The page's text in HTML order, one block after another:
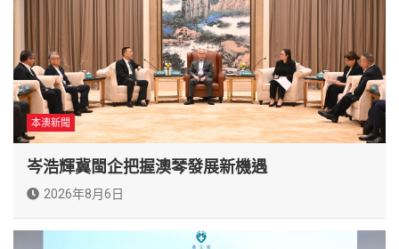
本澳新聞
岑浩輝冀閩企把握澳琴發展新機遇
2026年8月6日